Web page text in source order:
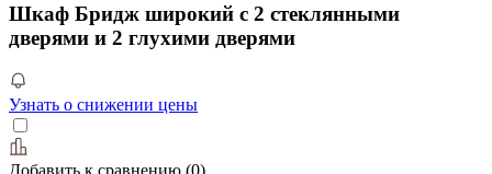
Шкаф Бридж широкий с 2 стеклянными
дверями и 2 глухими дверями
Узнать о снижении цены
Добавить к сравнению (0)